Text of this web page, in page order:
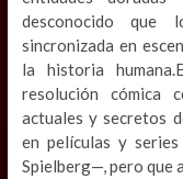
desconocido que
sincronizada en
la historia
resolución cómica
actuales y secretos
en películas y
Spielberg—, pero que